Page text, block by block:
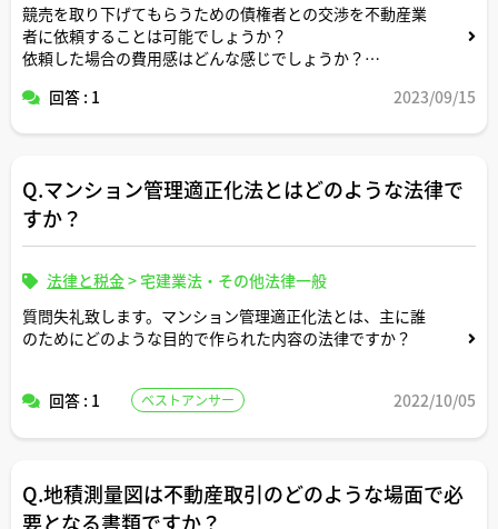
競売を取り下げてもらうための債権者との交渉を不動産業
者に依頼することは可能でしょうか？
依頼した場合の費用感はどんな感じでしょうか？
任意売却業者が交渉してくれることもあるらしいとのこと
回答 : 1 2023/09/15
Q.マンション管理適正化法とはどのような法律で
すか？
法律と税金>宅建業法・その他法律一般
質問失礼致します。マンション管理適正化法とは、主に誰
のためにどのような目的で作られた内容の法律ですか？
回答 : 1 ベストアンサー 2022/10/05
Q.地積測量図は不動産取引のどのような場面で必
要となる書類ですか？